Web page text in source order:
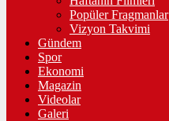
Popüler Fragmanlar
Vizyon Takvimi
Gündem
Spor
Ekonomi
Magazin
Videolar
Galeri